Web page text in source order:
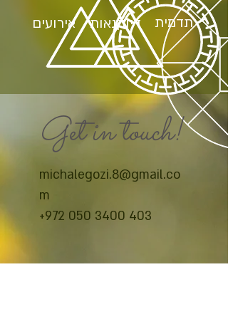
דיוקנאות אירועים תדמית
Get in touch!
michalegozi.8@gmail.co
m
+972 050 3400 403